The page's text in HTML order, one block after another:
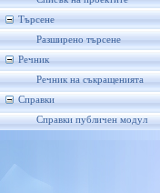
Търсене
Разширено търсене
Речник
Речник на съкращенията
Справки
Справки публичен модул